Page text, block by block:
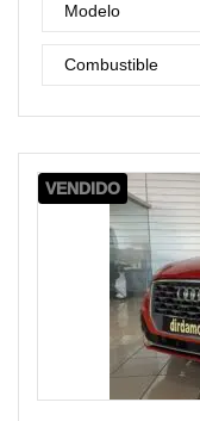
Modelo
Combustible
VENDIDO